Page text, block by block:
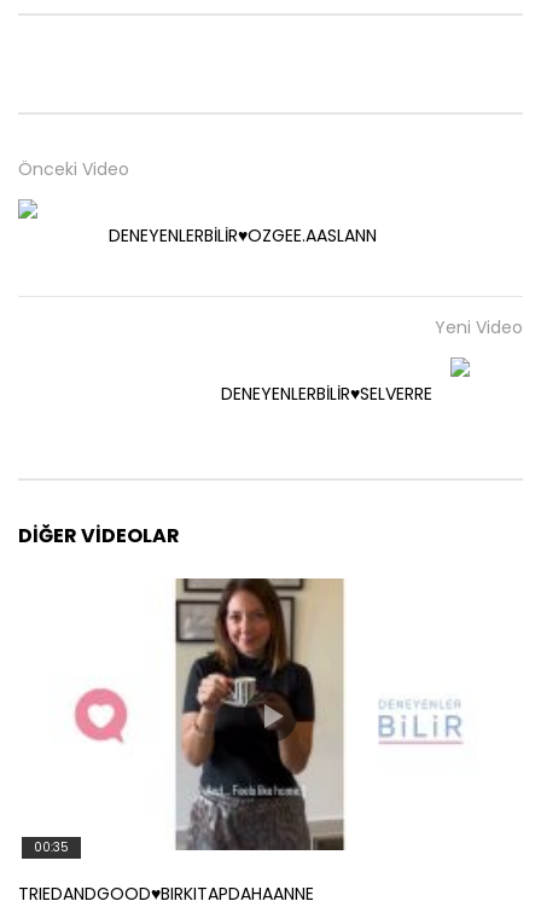
Önceki Video
DENEYENLERBİLİR♥️OZGEE.AASLANN
Yeni Video
DENEYENLERBİLİR♥️SELVERRE
DIĞER VIDEOLAR
00:35
TRIEDANDGOOD♥️BIRKITAPDAHAANNE